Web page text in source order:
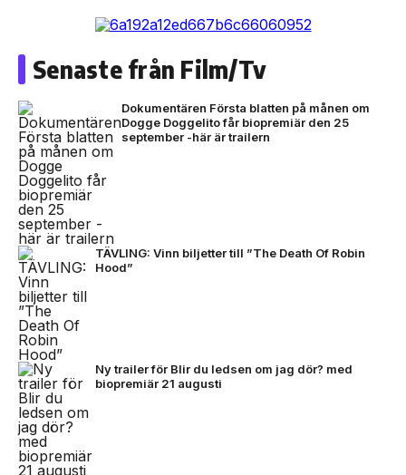
Senaste från Film/Tv
Dokumentären Första blatten på månen om
Dogge Doggelito får biopremiär den 25
september -här är trailern
TÄVLING: Vinn biljetter till ”The Death Of Robin
Hood”
Ny trailer för Blir du ledsen om jag dör? med
biopremiär 21 augusti